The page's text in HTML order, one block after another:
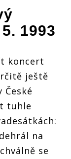
1993
koncert
ještě
tuhle
na
se